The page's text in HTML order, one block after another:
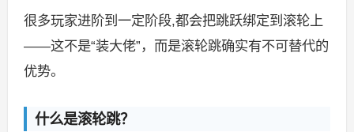
很多玩家进阶到一定阶段,都会把跳跃绑定到滚轮上
——这不是“装大佬”，而是滚轮跳确实有不可替代的
优势。
什么是滚轮跳？